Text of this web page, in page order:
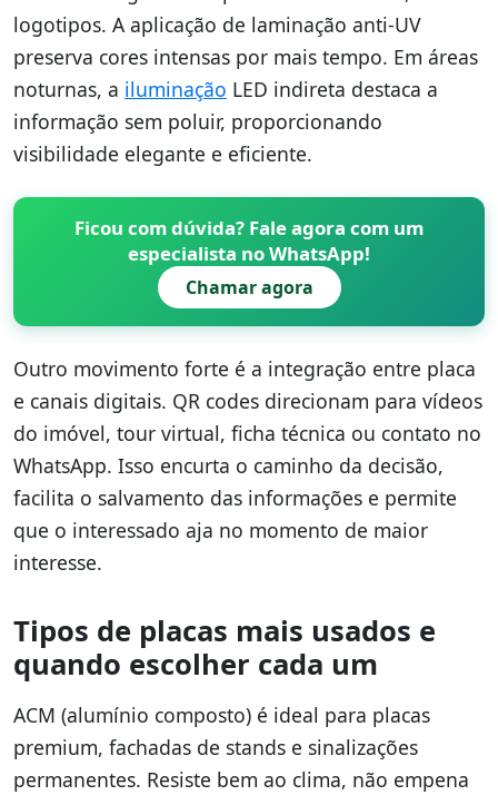
logotipos. A aplicação de laminação anti-UV
preserva cores intensas por mais tempo. Em áreas
noturnas, a iluminação LED indireta destaca a
informação sem poluir, proporcionando
visibilidade elegante e eficiente.
Ficou com dúvida? Fale agora com um
especialista no WhatsApp!
Chamar agora
Outro movimento forte é a integração entre placa
e canais digitais. QR codes direcionam para vídeos
do imóvel, tour virtual, ficha técnica ou contato no
WhatsApp. Isso encurta o caminho da decisão,
facilita o salvamento das informações e permite
que o interessado aja no momento de maior
interesse.
Tipos de placas mais usados e
quando escolher cada um
ACM (alumínio composto) é ideal para placas
premium, fachadas de stands e sinalizações
permanentes. Resiste bem ao clima, não empena